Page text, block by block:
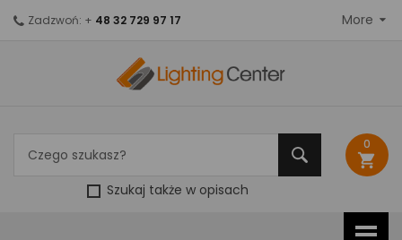
Szukaj także w opisach
0
shopping_cart
Zadzwoń: + 48 32 729 97 17 More